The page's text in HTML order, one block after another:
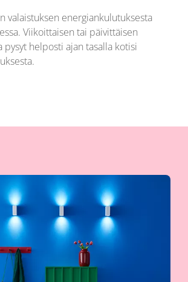
valaistuksen energiankulutuksesta
Viikoittaisen tai päivittäisen
pysyt helposti ajan tasalla kotisi